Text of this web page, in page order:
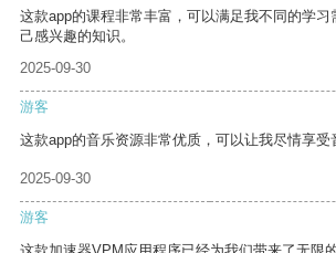
这款app的课程非常丰富，可以满足我不同的学习
己感兴趣的知识。
2025-09-30
游客
这款app的音乐资源非常优质，可以让我尽情享受
2025-09-30
游客